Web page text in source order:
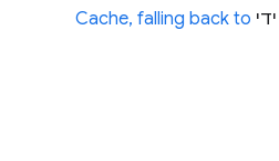
Cache, falling back to